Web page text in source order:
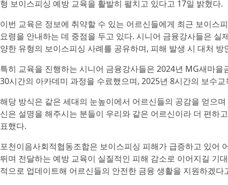
형 보이스피싱 예방 교육을 활발히 펼치고 있다고 17일 밝혔다.
이번 교육은 정보에 취약할 수 있는 어르신들에게 최근 보이스
요령을 안내하는 데 중점을 두고 있다. 시니어 금융강사들은
양한 유형의 보이스피싱 사례를 공유하며, 피해 발생 시 대처
특히 교육을 진행하는 시니어 금융강사들은 2024년 MG새마
30시간의 아카데미 과정을 수료했으며, 2025년 8시간의 보수
해당 방식은 같은 세대의 눈높이에서 어르신들의 공감을 얻으
신은 설명을 해주시는 분들이 우리와 같은 어르신이라 더 편하
표했다.
포천이음사회적협동조합은 보이스피싱 피해가 급증하고 있어
뛰며 전달하는 예방 교육이 실질적인 피해 감소로 이어지길 기
적으로 업데이트해 어르신들의 안전한 금융 생활을 지원하겠다